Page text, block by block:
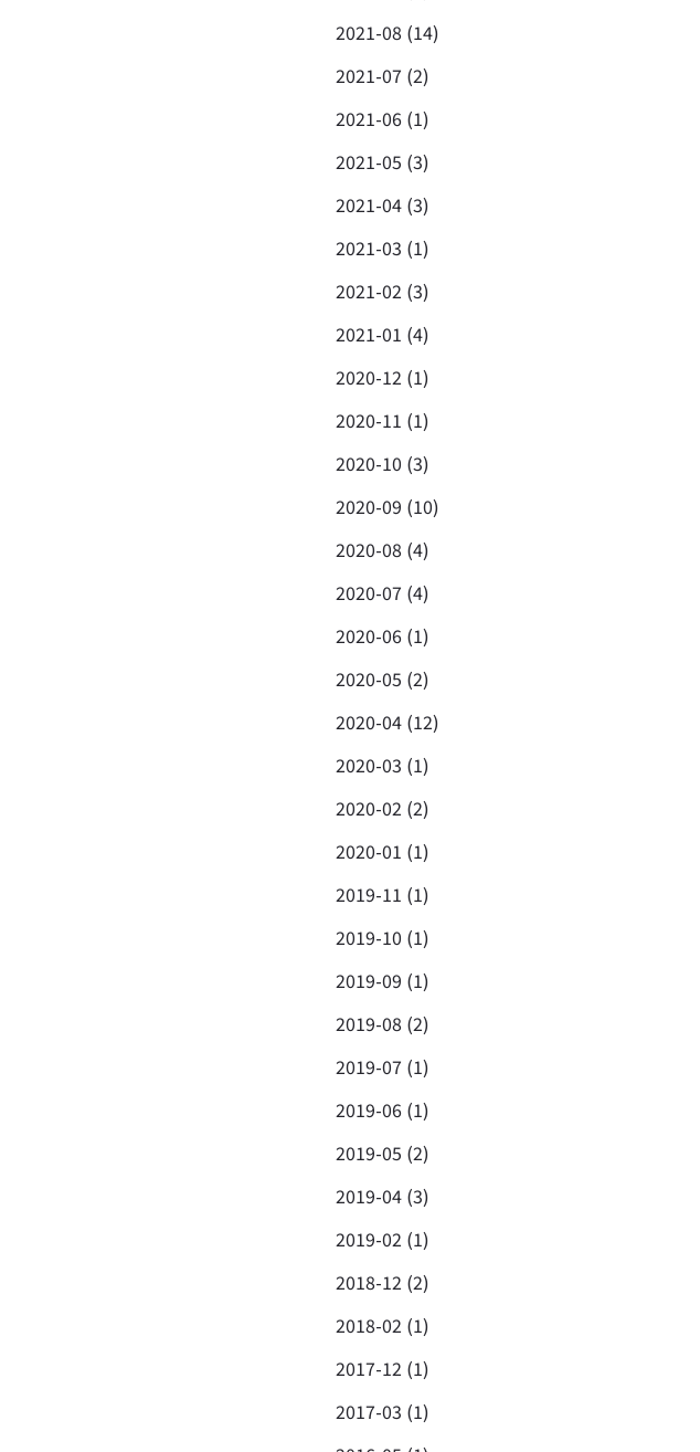
2021-08 (14)
2021-07 (2)
2021-06 (1)
2021-05 (3)
2021-04 (3)
2021-03 (1)
2021-02 (3)
2021-01 (4)
2020-12 (1)
2020-11 (1)
2020-10 (3)
2020-09 (10)
2020-08 (4)
2020-07 (4)
2020-06 (1)
2020-05 (2)
2020-04 (12)
2020-03 (1)
2020-02 (2)
2020-01 (1)
2019-11 (1)
2019-10 (1)
2019-09 (1)
2019-08 (2)
2019-07 (1)
2019-06 (1)
2019-05 (2)
2019-04 (3)
2019-02 (1)
2018-12 (2)
2018-02 (1)
2017-12 (1)
2017-03 (1)